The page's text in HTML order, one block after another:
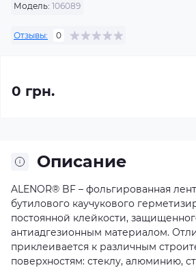
Модель: 106089
Отзывы: 0
0 грн.
Описание
ALENOR® BF – фольгированная
бутилового каучукового
постоянной клейкости,
антиадгезионным материалом.
приклеивается к различным
поверхностям: стеклу, алюминию,